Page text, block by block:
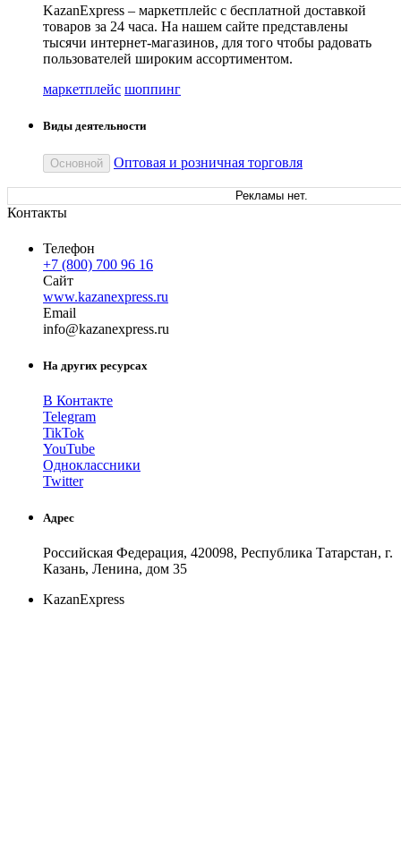
KazanExpress – маркетплейс с бесплатной доставкой
товаров за 24 часа. На нашем сайте представлены
тысячи интернет-магазинов, для того чтобы радовать
пользователей широким ассортиментом.
маркетплейс шоппинг
Виды деятельности
Основной Оптовая и розничная торговля
Рекламы нет.
Контакты
Телефон
+7 (800) 700 96 16
Сайт
www.kazanexpress.ru
Email
info@kazanexpress.ru
На других ресурсах
В Контакте
Telegram
TikTok
YouTube
Одноклассники
Twitter
Адрес
Российская Федерация, 420098, Республика Татарстан, г.
Казань, Ленина, дом 35
KazanExpress